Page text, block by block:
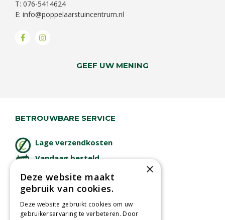
T: 076-5414624
E: info@poppelaarstuincentrum.nl
GEEF UW MENING
BETROUWBARE SERVICE
Lage verzendkosten
Vandaag besteld
Afhalen in tuincentrum
Betaal veilig
met iDeal - Wero
×
Deze website maakt
gebruik van cookies.
Deze website gebruikt cookies om uw
gebruikerservaring te verbeteren. Door